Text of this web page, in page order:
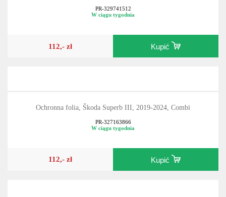
PR-329741512
W ciągu tygodnia
112,- zł Kupić
Ochronna folia, Škoda Superb III, 2019-2024, Combi
PR-327163866
W ciągu tygodnia
112,- zł Kupić